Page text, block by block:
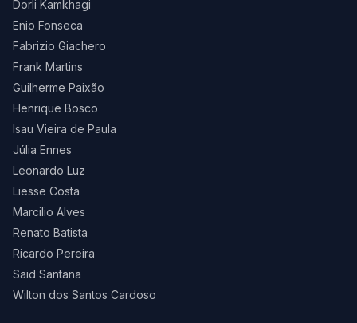
Dorli Kamkhagi
Enio Fonseca
Fabrizio Giachero
Frank Martins
Guilherme Paixão
Henrique Bosco
Isau Vieira de Paula
Júlia Ennes
Leonardo Luz
Liesse Costa
Marcilio Alves
Renato Batista
Ricardo Pereira
Said Santana
Wilton dos Santos Cardoso